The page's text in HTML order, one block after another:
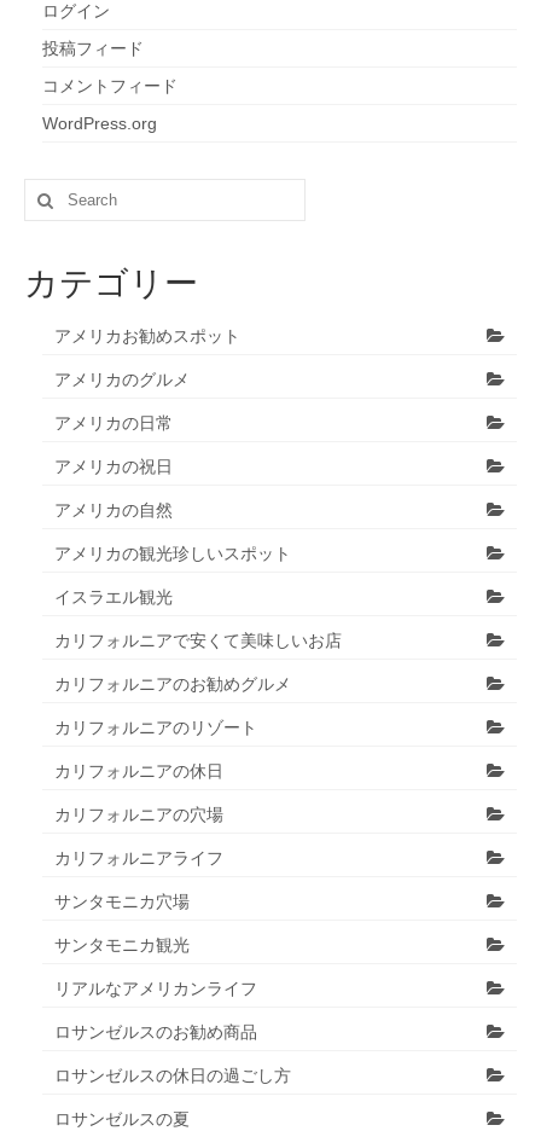
ログイン
投稿フィード
コメントフィード
WordPress.org
Search
for:
カテゴリー
アメリカお勧めスポット
アメリカのグルメ
アメリカの日常
アメリカの祝日
アメリカの自然
アメリカの観光珍しいスポット
イスラエル観光
カリフォルニアで安くて美味しいお店
カリフォルニアのお勧めグルメ
カリフォルニアのリゾート
カリフォルニアの休日
カリフォルニアの穴場
カリフォルニアライフ
サンタモニカ穴場
サンタモニカ観光
リアルなアメリカンライフ
ロサンゼルスのお勧め商品
ロサンゼルスの休日の過ごし方
ロサンゼルスの夏